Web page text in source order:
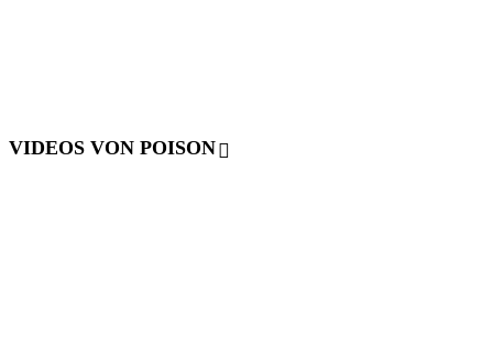
VIDEOS VON POISON